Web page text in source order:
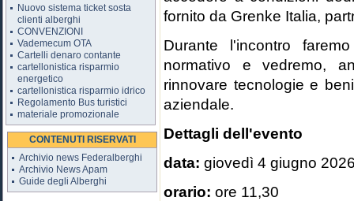
Nuovo sistema ticket sosta
clienti alberghi
CONVENZIONI
Vademecum OTA
Cartelli denaro contante
cartellonistica risparmio
energetico
cartellonistica risparmio idrico
Regolamento Bus turistici
materiale promozionale
CONTENUTI RISERVATI
Archivio news Federalberghi
Archivio News Apam
Guide degli Alberghi
fornito da Grenke Italia,
Durante l'incontro
normativo e vedremo,
rinnovare tecnologie e
aziendale.
Dettagli dell'evento
data: giovedì 4 giugno
orario: ore 11,30